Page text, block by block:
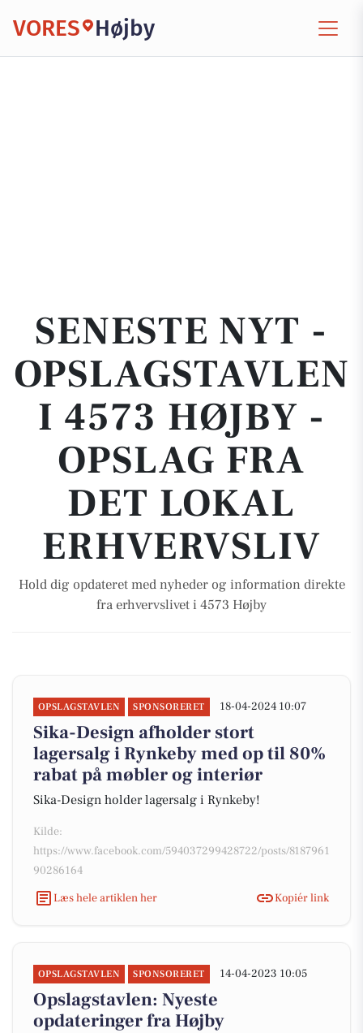
VORES Højby
SENESTE NYT -
OPSLAGSTAVLEN
I 4573 HØJBY -
OPSLAG FRA
DET LOKAL
ERHVERVSLIV
Hold dig opdateret med nyheder og information direkte
fra erhvervslivet i 4573 Højby
OPSLAGSTAVLEN SPONSORERET 18-04-2024 10:07
Sika-Design afholder stort
lagersalg i Rynkeby med op til 80%
rabat på møbler og interiør
Sika-Design holder lagersalg i Rynkeby!
Kilde:
https://www.facebook.com/594037299428722/posts/8187961
90286164
Læs hele artiklen her
Kopiér link
OPSLAGSTAVLEN SPONSORERET 14-04-2023 10:05
Opslagstavlen: Nyeste
opdateringer fra Højby